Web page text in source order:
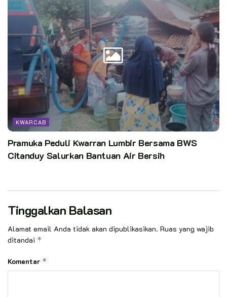
KWARCAB
Pramuka Peduli Kwarran Lumbir Bersama BWS
Citanduy Salurkan Bantuan Air Bersih
Tinggalkan Balasan
Alamat email Anda tidak akan dipublikasikan. Ruas yang wajib
ditandai *
Komentar *